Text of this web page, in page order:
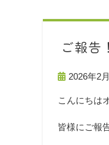
ご報告
2026年2
こんにちは
皆様にご報